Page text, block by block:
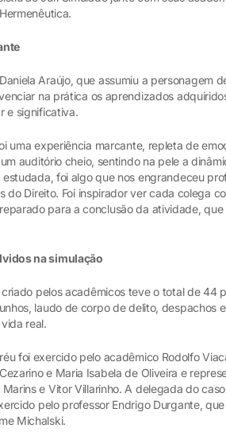
Araújo, que assumiu a personagem
na prática os aprendizados
e significativa.
uma experiência marcante, repleta de
auditório cheio, sentindo na pele a
foi algo que nos engrandeceu
do Direito. Foi inspirador ver cada colega
para a conclusão da atividade,
na simulação
pelos acadêmicos teve o total de 44
laudo de corpo de delito, despachos
real.
foi exercido pelo acadêmico Rodolfo
e Maria Isabela de Oliveira e
e Vitor Villarinho. A delegada do
pelo professor Endrigo Durgante,
Michalski.